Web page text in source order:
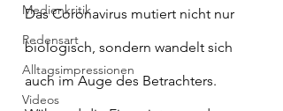
Medienkritik
Redensart
Alltagsimpressionen
Videos
Das Coronavirus mutiert nicht nur
biologisch, sondern wandelt sich
auch im Auge des Betrachters.